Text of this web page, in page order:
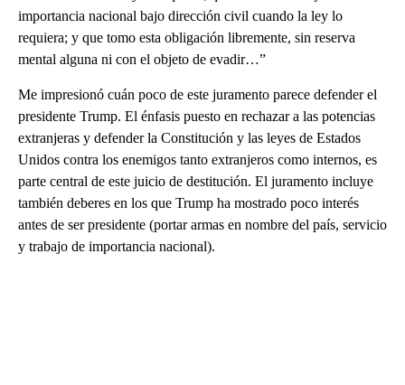
importancia nacional bajo dirección civil cuando la ley lo
requiera; y que tomo esta obligación libremente, sin reserva
mental alguna ni con el objeto de evadir…”
Me impresionó cuán poco de este juramento parece defender el
presidente Trump. El énfasis puesto en rechazar a las potencias
extranjeras y defender la Constitución y las leyes de Estados
Unidos contra los enemigos tanto extranjeros como internos, es
parte central de este juicio de destitución. El juramento incluye
también deberes en los que Trump ha mostrado poco interés
antes de ser presidente (portar armas en nombre del país, servicio
y trabajo de importancia nacional).